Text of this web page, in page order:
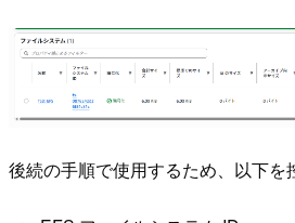
後続の手順で使用するため、以下を